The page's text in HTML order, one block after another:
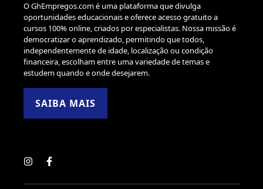
O GhEmpregos.com é uma plataforma que divulga
oportunidades educacionais e oferece acesso gratuito a
cursos 100% online, criados por especialistas. Nossa missão é
democratizar o aprendizado, permitindo que todos,
independentemente de idade, localização ou condição
financeira, escolham entre uma variedade de temas e
estudem quando e onde desejarem.
SAIBA MAIS